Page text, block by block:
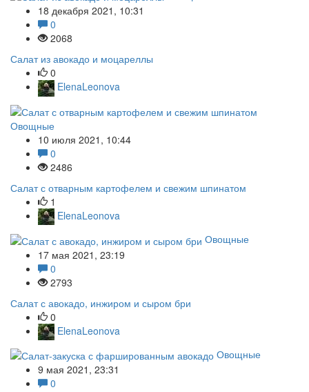
18 декабря 2021, 10:31
0
2068
Салат из авокадо и моцареллы
0
ElenaLeonova
Овощные
10 июля 2021, 10:44
0
2486
Салат с отварным картофелем и свежим шпинатом
1
ElenaLeonova
Овощные
17 мая 2021, 23:19
0
2793
Салат с авокадо, инжиром и сыром бри
0
ElenaLeonova
Овощные
9 мая 2021, 23:31
0